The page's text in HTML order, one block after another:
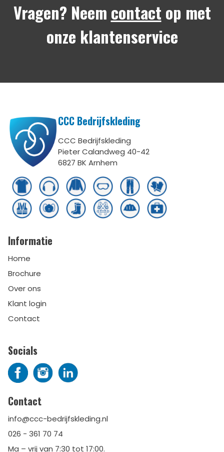
Vragen? Neem contact op met
onze klantenservice
CCC Bedrijfskleding
CCC Bedrijfskleding
Pieter Calandweg 40-42
6827 BK Arnhem
Informatie
Home
Brochure
Over ons
Klant login
Contact
Socials
Contact
info@ccc-bedrijfskleding.nl
026 - 361 70 74
Ma – vrij van 7:30 tot 17:00.